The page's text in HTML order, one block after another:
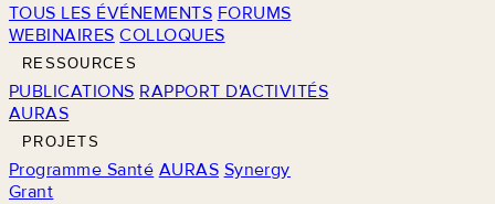
TOUS LES ÉVÉNEMENTS FORUMS
WEBINAIRES COLLOQUES
RESSOURCES
PUBLICATIONS RAPPORT D'ACTIVITÉS
AURAS
PROJETS
Programme Santé AURAS Synergy
Grant